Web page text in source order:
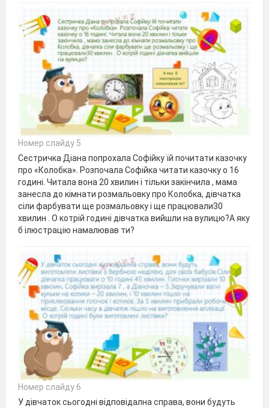
Номер слайду 5
Сестричка Діана попрохала Софійку їй почитати казочку
про «Колобка». Розпочала Софійка читати казочку о 16
годині. Читала вона 20 хвилин і тільки закінчила , мама
занесла до кімнати розмальовку про Колобка, дівчатка
сіли фарбувати ще розмальовку і ще працювали30
хвилин . О котрій годині дівчатка вийшли на вулицю?А яку
б ілюстрацію намалював ти?
Номер слайду 6
У дівчаток сьогодні відповідална справа, вони будуть